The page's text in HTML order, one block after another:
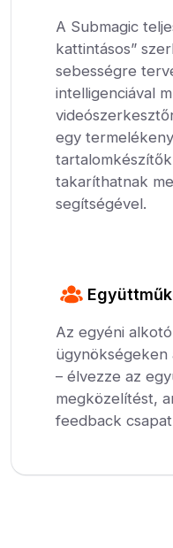
A Submagic
kattintásos”
sebességre
intelligenciával
egy
takaríthatnak
segítségével.
Az egyéni
ügynökségeken
– élvezze az
megközelítést,
feedback